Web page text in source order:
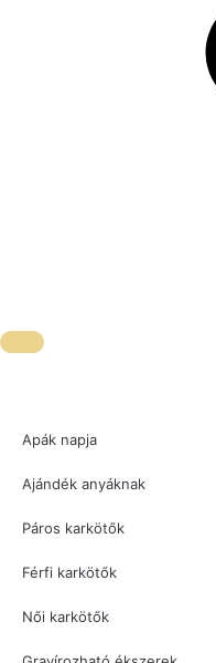
Apák napja
Ajándék anyáknak
Páros karkötők
Férfi karkötők
Női karkötők